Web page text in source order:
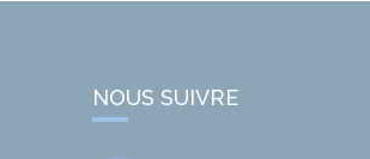
NOUS SUIVRE